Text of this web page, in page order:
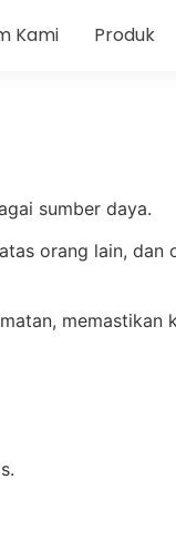
Kami Produk
sumber daya.
orang lain,
memastikan